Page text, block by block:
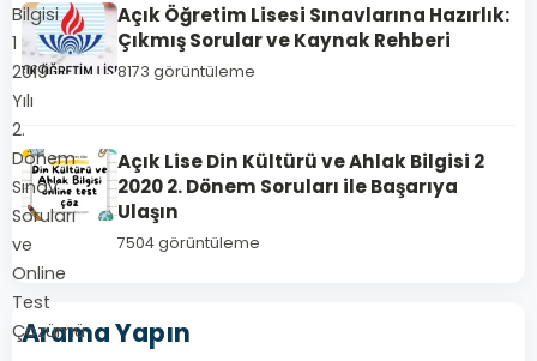
Bilgisi
1
2019
Yılı
2.
Dönem
Sınav
Soruları
ve
Online
Test
Çözümü
Açık Öğretim Lisesi Sınavlarına Hazırlık:
Çıkmış Sorular ve Kaynak Rehberi
8173 görüntüleme
Açık Lise Din Kültürü ve Ahlak Bilgisi 2
2020 2. Dönem Soruları ile Başarıya
Ulaşın
7504 görüntüleme
Arama Yapın